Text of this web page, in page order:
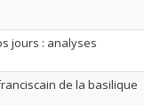
jours : analyses
de la basilique